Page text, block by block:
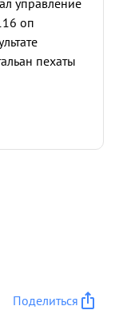
управление
оп
пехаты
Поделиться